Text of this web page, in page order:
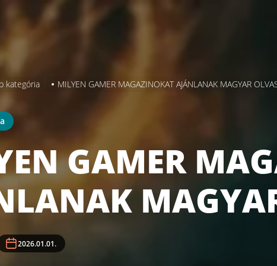
kategória MILYEN GAMER MAGAZINOKAT AJÁNLANAK MAGYAR
GAMER
2026.01.01.